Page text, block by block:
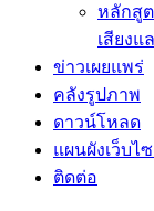
หลักสู
เสียงแ
ข่าวเผยแพร่
คลังรูปภาพ
ดาวน์โหลด
แผนผังเว็บไ
ติดต่อ